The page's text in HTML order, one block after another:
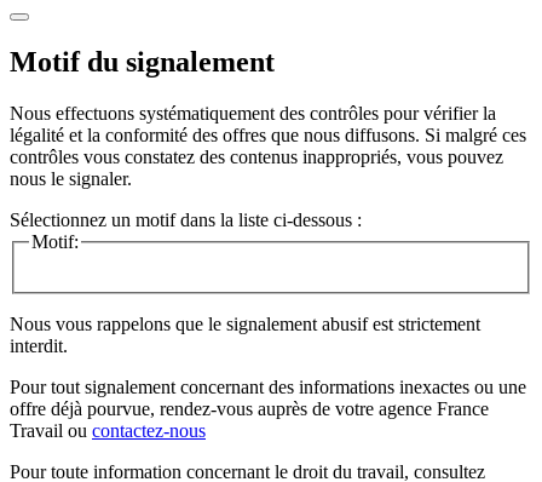
Motif du signalement
Nous effectuons systématiquement des contrôles pour vérifier la
légalité et la conformité des offres que nous diffusons. Si malgré ces
contrôles vous constatez des contenus inappropriés, vous pouvez
nous le signaler.
Sélectionnez un motif dans la liste ci-dessous :
Motif:
Nous vous rappelons que le signalement abusif est strictement
interdit.
Pour tout signalement concernant des informations inexactes ou une
offre déjà pourvue, rendez-vous auprès de votre agence France
Travail ou contactez-nous
Pour toute information concernant le droit du travail, consultez